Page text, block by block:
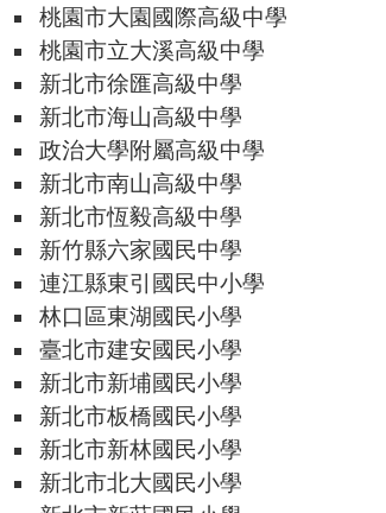
桃園市大園國際高級中學
桃園市立大溪高級中學
新北市徐匯高級中學
新北市海山高級中學
政治大學附屬高級中學
新北市南山高級中學
新北市恆毅高級中學
新竹縣六家國民中學
連江縣東引國民中小學
林口區東湖國民小學
臺北市建安國民小學
新北市新埔國民小學
新北市板橋國民小學
新北市新林國民小學
新北市北大國民小學